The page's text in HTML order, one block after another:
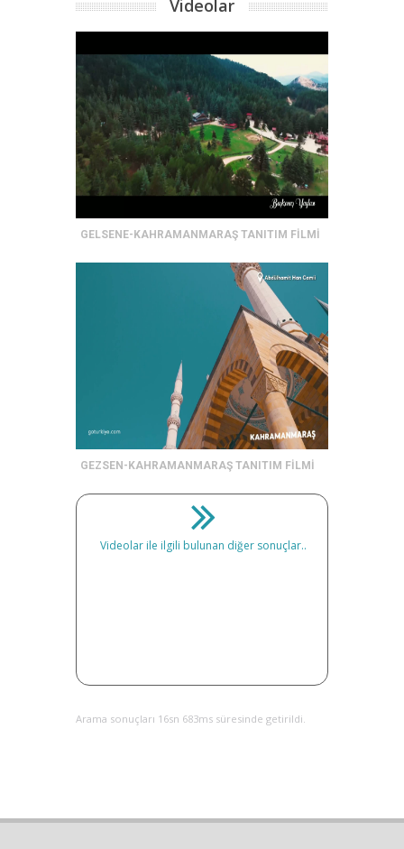
Videolar
GELSENE-KAHRAMANMARAŞ TANITIM FİLMİ
GEZSEN-KAHRAMANMARAŞ TANITIM FİLMİ
Videolar ile ilgili bulunan diğer sonuçlar..
Arama sonuçları 16sn 683ms süresinde getirildi.